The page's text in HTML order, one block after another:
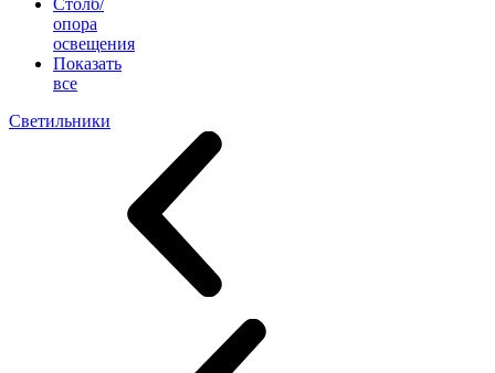
Столб/
опора
освещения
Показать
все
Светильники